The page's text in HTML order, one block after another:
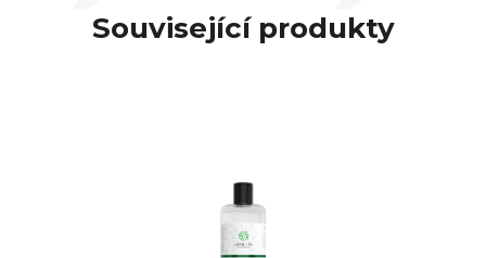
Související produkty